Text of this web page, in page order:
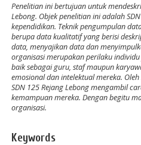
Penelitian ini bertujuan untuk
Lebong. Objek penelitian ini adalah
kependidikan. Teknik pengumpulan
berupa data kualitatif yang berisi
data, menyajikan data dan
organisasi merupakan perilaku
baik sebagai guru, staf maupun
emosional dan intelektual mereka.
SDN 125 Rejang Lebong mengambil
kemampuan mereka. Dengan begitu
organisasi.
Keywords